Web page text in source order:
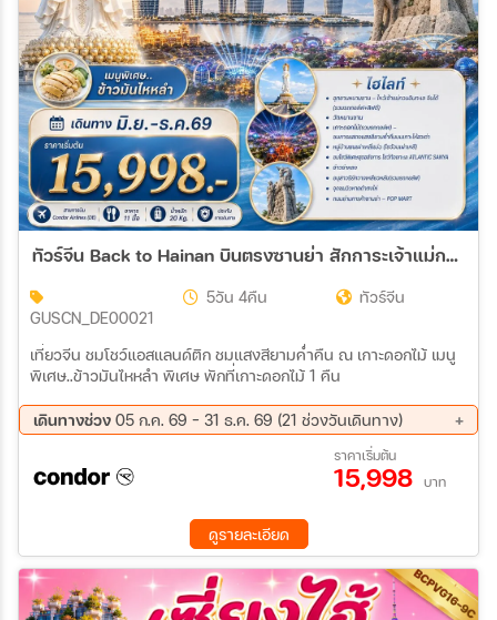
ทัวร์จีน Back to Hainan บินตรงซานย่า สักการะเจ้าแม่กวนอิมหนานไห่ 5วัน 4คืน (DE)
GUSCN_DE00021
5วัน 4คืน ทัวร์จีน
เที่ยวจีน ชมโชว์แอสแลนด์ติก ชมแสงสียามค่ำคืน ณ เกาะดอกไม้ เมนู
พิเศษ..ข้าวมันไหหลำ พิเศษ พักที่เกาะดอกไม้ 1 คืน
เดินทางช่วง 05 ก.ค. 69 - 31 ธ.ค. 69 (21 ช่วงวันเดินทาง)
16 ส.ค. 69 - 20 ส.ค. 69
23 ส.ค. 69 - 27 ส.ค. 69
30 ส.ค. 69 - 03 ก.ย. 69
13 ก.ย. 69 - 17 ก.ย. 69
27 ก.ย. 69 - 01 ต.ค. 69
11 ต.ค. 69 - 15 ต.ค. 69
18 ต.ค. 69 - 22 ต.ค. 69
25 ต.ค. 69 - 29 ต.ค. 69
01 พ.ย. 69 - 05 พ.ย. 69
08 พ.ย. 69 - 12 พ.ย. 69
15 พ.ย. 69 - 19 พ.ย. 69
22 พ.ย. 69 - 26 พ.ย. 69
ราคาเริ่มต้น
15,998 บาท
ดูรายละเอียด